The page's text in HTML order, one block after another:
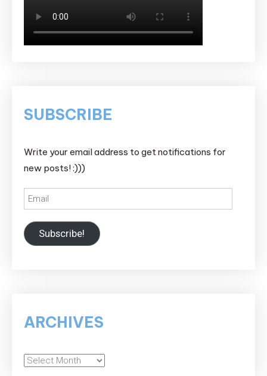
SUBSCRIBE
Write your email address to get notifications for
new posts! :)))
Email
Subscribe!
ARCHIVES
Archives